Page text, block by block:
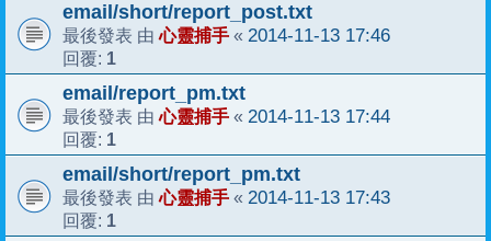
email/short/report_post.txt
最後發表 由心靈捕手 « 2014-11-13 17:46
回覆: 1
email/report_pm.txt
最後發表 由心靈捕手 « 2014-11-13 17:44
回覆: 1
email/short/report_pm.txt
最後發表 由心靈捕手 « 2014-11-13 17:43
回覆: 1